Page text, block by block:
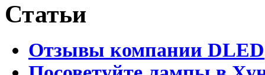
Статьи
Отзывы компании DLED